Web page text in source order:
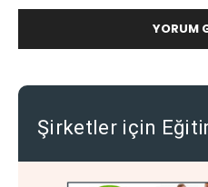
Şirketler için